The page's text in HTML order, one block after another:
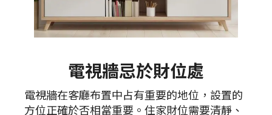
電視牆忌於財位處
電視牆在客廳布置中占有重要的地位，設置的
方位正確於否相當重要。住家財位需要清靜、